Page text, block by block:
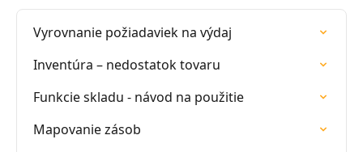
Vyrovnanie požiadaviek na výdaj
Inventúra – nedostatok tovaru
Funkcie skladu - návod na použitie
Mapovanie zásob